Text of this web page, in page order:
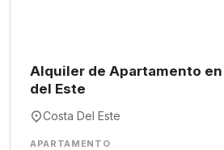
Alquiler de Apartamento en
del Este
Costa Del Este
APARTAMENTO